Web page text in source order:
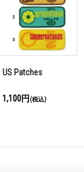
US Patches
1,100円 (税込)